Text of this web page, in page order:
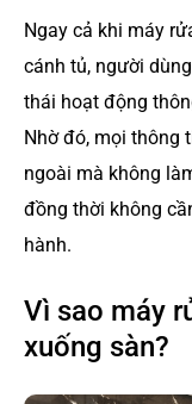
Ngay cả khi máy
cánh tủ, người
thái hoạt động
Nhờ đó, mọi thông
ngoài mà không
đồng thời không
hành.
Vì sao máy
xuống sàn?